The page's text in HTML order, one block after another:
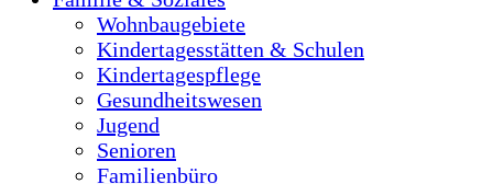
Wohnbaugebiete
Kindertagesstätten & Schulen
Kindertagespflege
Gesundheitswesen
Jugend
Senioren
Familienbüro